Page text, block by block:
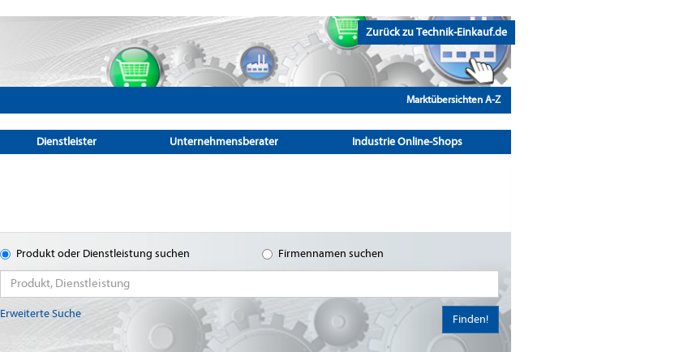
Zurück zu Technik-Einkauf.de
Marktübersichten A-Z
Dienstleister Unternehmensberater Industrie Online-Shops
Produkt oder Dienstleistung suchen Firmennamen suchen
Erweiterte Suche Finden!